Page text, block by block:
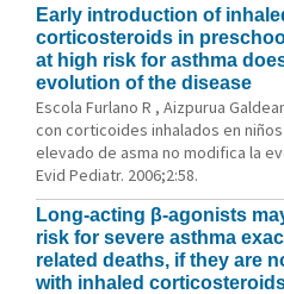
Early introduction of
corticosteroids in
at high risk for asthma
evolution of the disease
Escola Furlano R , Aizpurua
con corticoides inhalados en
elevado de asma no modifica la
Evid Pediatr. 2006;2:58.
Long-acting β-agonists
risk for severe asthma
related deaths, if they are
with inhaled